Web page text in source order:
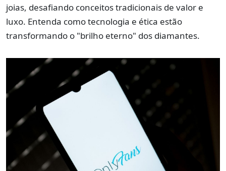
joias, desafiando conceitos tradicionais de valor e
luxo. Entenda como tecnologia e ética estão
transformando o "brilho eterno" dos diamantes.